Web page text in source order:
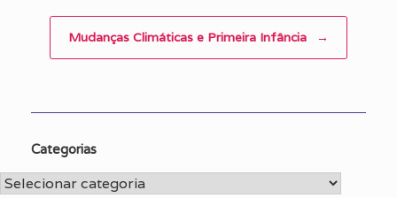
Mudanças Climáticas e Primeira Infância →
Categorias
Categorias